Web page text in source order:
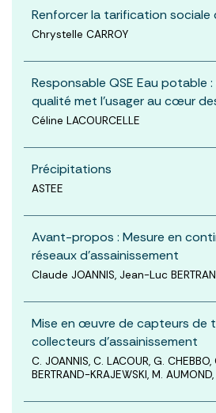
Renforcer la tarification sociale
Chrystelle CARROY
Responsable QSE Eau potable
qualité met l'usager au cœur
Céline LACOURCELLE
Précipitations
ASTEE
Avant-propos : Mesure en
réseaux d’assainissement
Claude JOANNIS, Jean-Luc
Mise en œuvre de capteurs de
collecteurs d’assainissement
C. JOANNIS, C. LACOUR, G. CHEBBO,
BERTRAND-KRAJEWSKI, M.